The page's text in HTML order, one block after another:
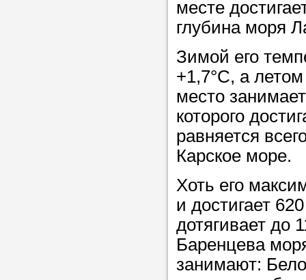
Мы
советам,
репетитора
Совет 2.
заявку на
то в поле
укажите как
месте
глубина моря
Зимой его
+1,7°С, а
место
которого
равняется
Карское море.
Хоть его
и достигает
дотягивает до
Баренцева
занимают: